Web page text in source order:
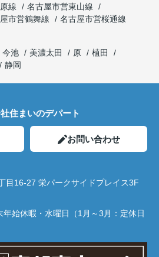
線
名古屋市営東山線
市営鶴舞線
名古屋市営桜通線
今池 美濃太田 原
植田
静岡
住まいのデパート
お問い合わせ
目16-27 栄パークサイドプレイス3F
年始休暇・水曜日（1月～3月：定休日